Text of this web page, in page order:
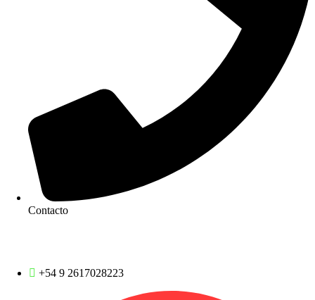
Contacto
+54 9 2617028223